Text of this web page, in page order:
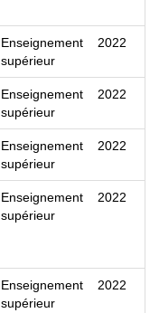
Enseignement
supérieur
2022
Enseignement
supérieur
2022
Enseignement
supérieur
2022
Enseignement
supérieur
2022
Enseignement
supérieur
2022